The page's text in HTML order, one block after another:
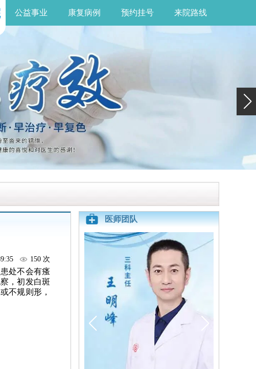
公益事业 康复病例 预约挂号 来院路线
150 次
处不会有瘙
，初发白斑
不规则形，
医师团队